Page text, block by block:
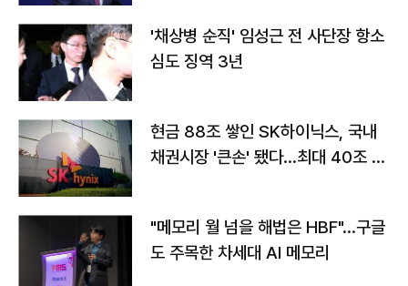
'채상병 순직' 임성근 전 사단장 항소
심도 징역 3년
현금 88조 쌓인 SK하이닉스, 국내
채권시장 '큰손' 됐다…최대 40조 투
"메모리 월 넘을 해법은 HBF"…구글
도 주목한 차세대 AI 메모리